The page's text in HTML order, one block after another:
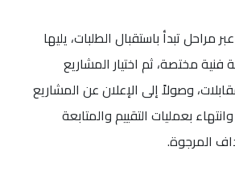
مراحل تبدأ باستقبال الطلبات، يليها
مختصة، ثم اختيار المشاريع
وصولاً إلى الإعلان عن المشاريع
بعمليات التقييم والمتابعة
المرجوة.